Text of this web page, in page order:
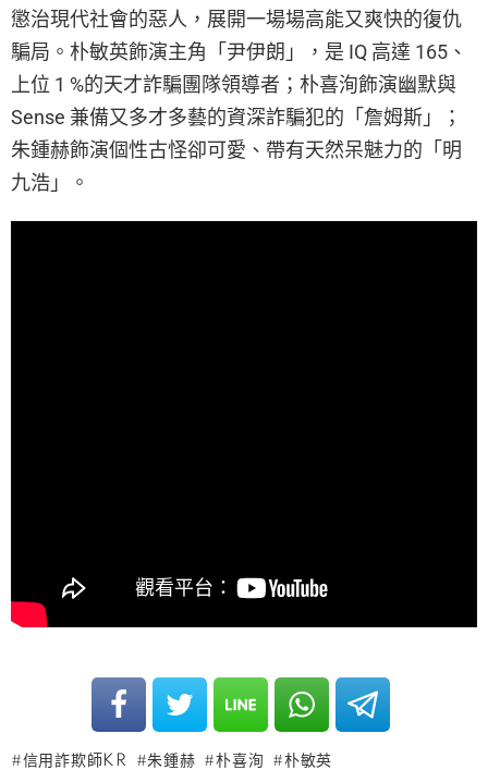
懲治現代社會的惡人，展開一場場高能又爽快的復仇
騙局。朴敏英飾演主角「尹伊朗」，是 IQ 高達 165、
上位 1 %的天才詐騙團隊領導者；朴喜洵飾演幽默與
Sense 兼備又多才多藝的資深詐騙犯的「詹姆斯」；
朱鍾赫飾演個性古怪卻可愛、帶有天然呆魅力的「明
九浩」。
信用詐欺師KR 朱鍾赫 朴喜洵 朴敏英